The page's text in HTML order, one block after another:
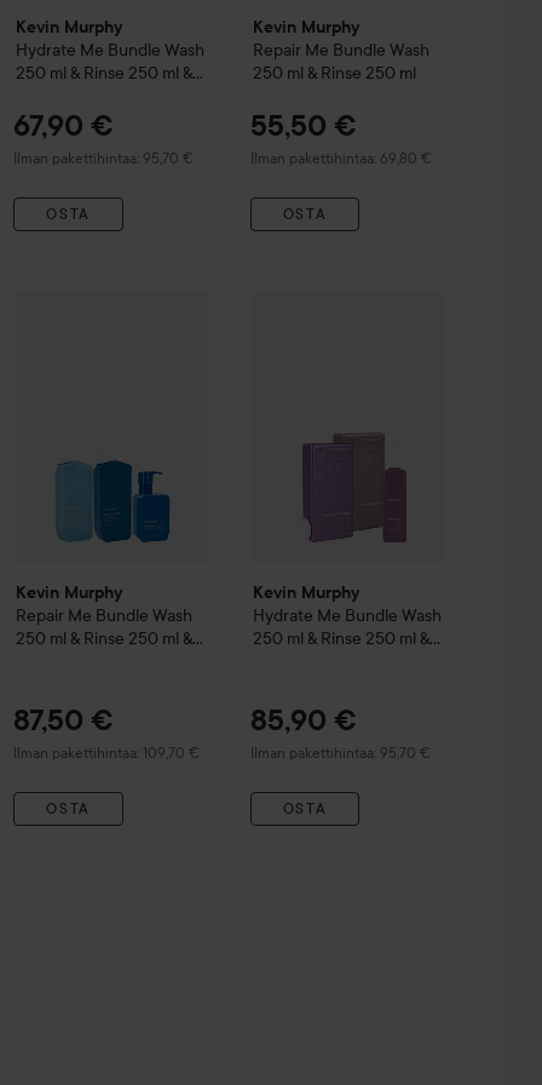
Kevin Murphy
Hydrate Me Bundle Wash
250 ml & Rinse 250 ml &
67,90 €
Ilman pakettihintaa: 95,70 €
OSTA
Kevin Murphy
Repair Me Bundle Wash
250 ml & Rinse 250 ml
55,50 €
Ilman pakettihintaa: 69,80 €
OSTA
Kevin Murphy
Repair Me Bundle Wash
250 ml & Rinse 250 ml &
87,50 €
Ilman pakettihintaa: 109,70 €
OSTA
Kevin Murphy
Hydrate Me Bundle Wash
250 ml & Rinse 250 ml &
85,90 €
Ilman pakettihintaa: 95,70 €
OSTA